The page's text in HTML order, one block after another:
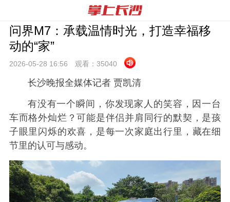
问界M7：承载温情时光，打造幸福移
动的“家”
2026-05-28 16:56 观看： 35040
长沙晚报全媒体记者 贾凯清
有没有一个瞬间，你发现家人的笑容，因一台
车而格外灿烂？可能是伴侣并肩同行的默契，是孩
子眼里闪烁的欢喜，是每一次家庭出行里，藏在细
节里的认可与感动。